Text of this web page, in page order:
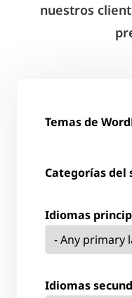
nuestros
Temas de
Categorías del
Idiomas
Idiomas